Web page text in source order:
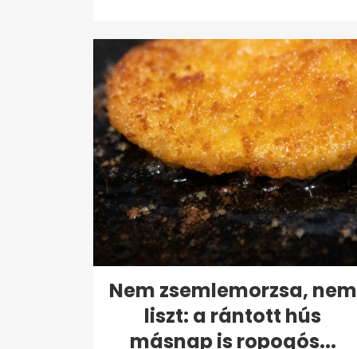
Nem zsemlemorzsa, nem
liszt: a rántott hús
másnap is ropogós...